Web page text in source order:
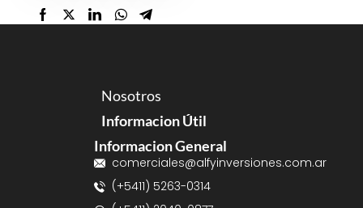
Nosotros
Informacion Útil
Informacion General
comerciales@alfyinversiones.com.ar
(+5411) 5263-0314